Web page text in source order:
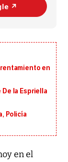
↗️
en
la Espriella
Policía
en el